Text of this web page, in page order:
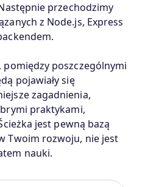
przechodzimy
z Node.js, Express
pomiędzy poszczególnymi
pojawiały się
zagadnienia,
praktykami,
jest pewną bazą
Twoim rozwoju, nie jest
nauki.